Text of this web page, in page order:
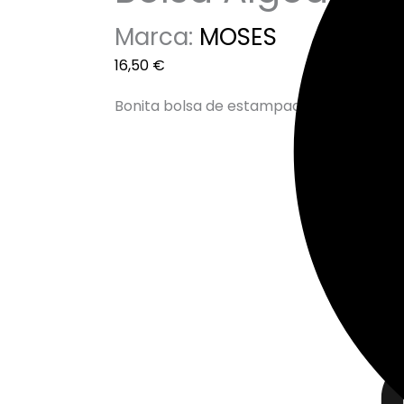
Marca: MOSES
16,50 €
Bonita bolsa de estampado de